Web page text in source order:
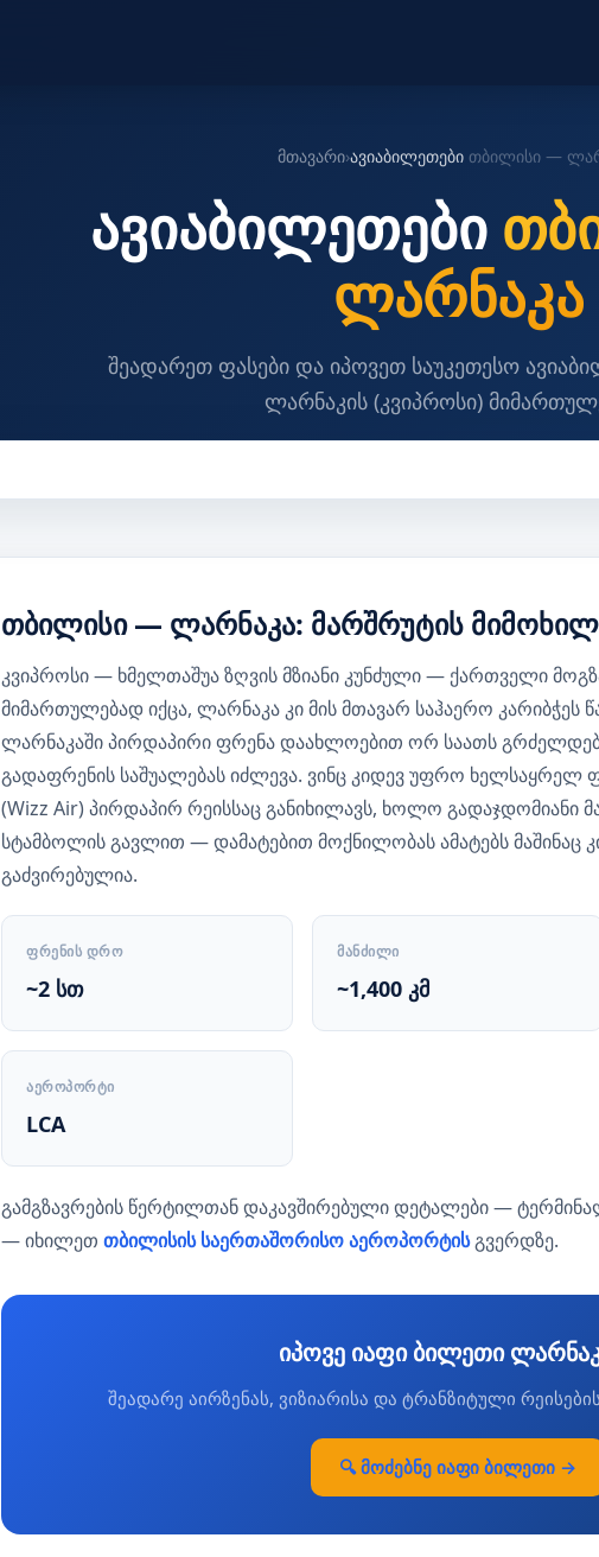
მთავარი›ავიაბილეთები თბილისი —
ავიაბილეთები
ლარნაკა
შეადარეთ ფასები და იპოვეთ საუკეთესო
ლარნაკის (კვიპროსი)
თბილისი — ლარნაკა: მარშრუტის
კვიპროსი — ხმელთაშუა ზღვის მზიანი კუნძული — ქართველი
მიმართულებად იქცა, ლარნაკა კი მის მთავარ საჰაერო კარიბჭეს
ლარნაკაში პირდაპირი ფრენა დაახლოებით ორ საათს
გადაფრენის საშუალებას იძლევა. ვინც კიდევ უფრო ხელსაყრელ
(Wizz Air) პირდაპირ რეისსაც განიხილავს, ხოლო
სტამბოლის გავლით — დამატებით მოქნილობას ამატებს მაშინაც
გაძვირებულია.
ᲤᲠᲔᲜᲘᲡ ᲓᲠᲝ
~2 სთ
ᲛᲐᲜᲫᲘᲚᲘ
~1,400 კმ
ᲐᲔᲠᲝᲞᲝᲠᲢᲘ
LCA
გამგზავრების წერტილთან დაკავშირებული დეტალები —
— იხილეთ თბილისის საერთაშორისო აეროპორტისგვერდზე.
იპოვე იაფი ბილეთი
შეადარე აირზენას, ვიზიარისა და ტრანზიტული
🔍 მოძებნე იაფი ბილეთი →